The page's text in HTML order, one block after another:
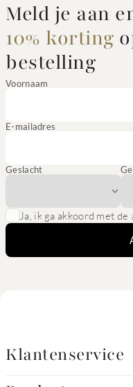
Meld je aan
10% korting
bestelling
Voornaam
E-mailadres
Geslacht
Ja, ik ga akkoord met de
Klantenservice